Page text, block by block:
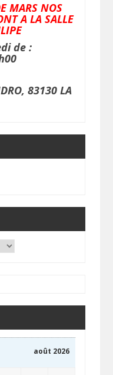
MARS NOS
A LA SALLE
de :
83130 LA
août 2026